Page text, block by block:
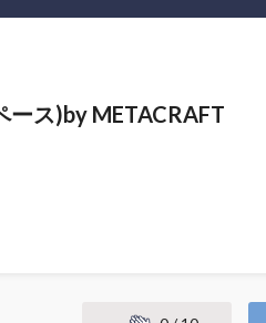
ース)by METACRAFT